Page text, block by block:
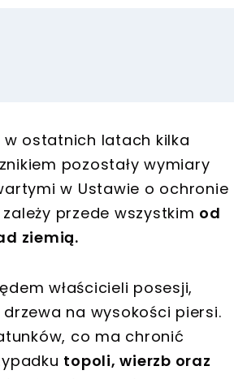
w ostatnich latach kilka
pozostały wymiary
w Ustawie o ochronie
przede wszystkim od
ziemią.
właścicieli posesji,
na wysokości piersi.
co ma chronić
topoli, wierzb oraz